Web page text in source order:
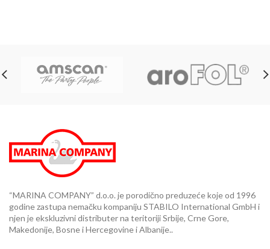
“MARINA COMPANY” d.o.o. je porodično preduzeće koje od 1996
godine zastupa nemačku kompaniju STABILO International GmbH i
njen je ekskluzivni distributer na teritoriji Srbije, Crne Gore,
Makedonije, Bosne i Hercegovine i Albanije..